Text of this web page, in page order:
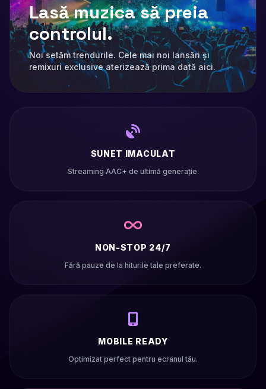
Lasă muzica să preia
controlul.
Noi setăm trendurile. Cele mai noi lansări și
remixuri exclusive aterizează prima dată aici.
SUNET IMACULAT
Streaming AAC+ de ultimă generație.
NON-STOP 24/7
Fără pauze de la hiturile tale preferate.
MOBILE READY
Optimizat perfect pentru ecranul tău.